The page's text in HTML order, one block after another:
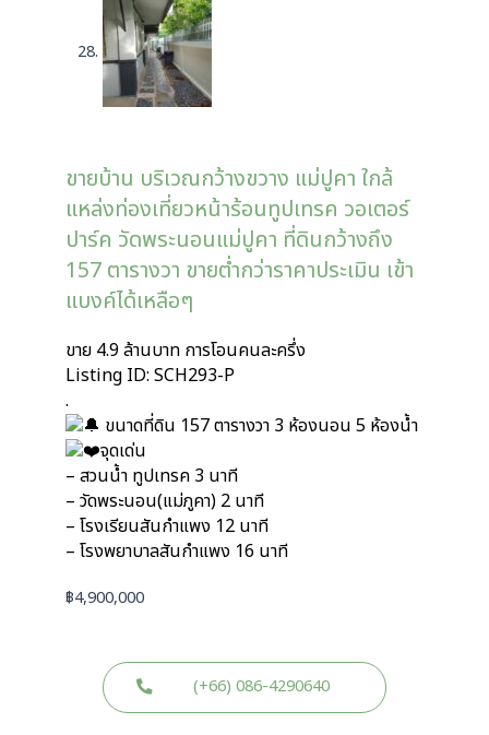
ขายบ้าน บริเวณกว้างขวาง แม่ปูคา ใกล้
แหล่งท่องเที่ยวหน้าร้อนทูปเทรค วอเตอร์
ปาร์ค วัดพระนอนแม่ปูคา ที่ดินกว้างถึง
157 ตารางวา ขายต่ำกว่าราคาประเมิน เข้า
แบงค์ได้เหลือๆ
ขาย 4.9 ล้านบาท การโอนคนละครึ่ง
Listing ID: SCH293-P
.
ขนาดที่ดิน 157 ตารางวา 3 ห้องนอน 5 ห้องน้ำ
จุดเด่น
– สวนน้ำ ทูปเทรค 3 นาที
– วัดพระนอน(แม่ภูคา) 2 นาที
– โรงเรียนสันกำแพง 12 นาที
– โรงพยาบาลสันกำแพง 16 นาที
฿4,900,000
(+66) 086-4290640